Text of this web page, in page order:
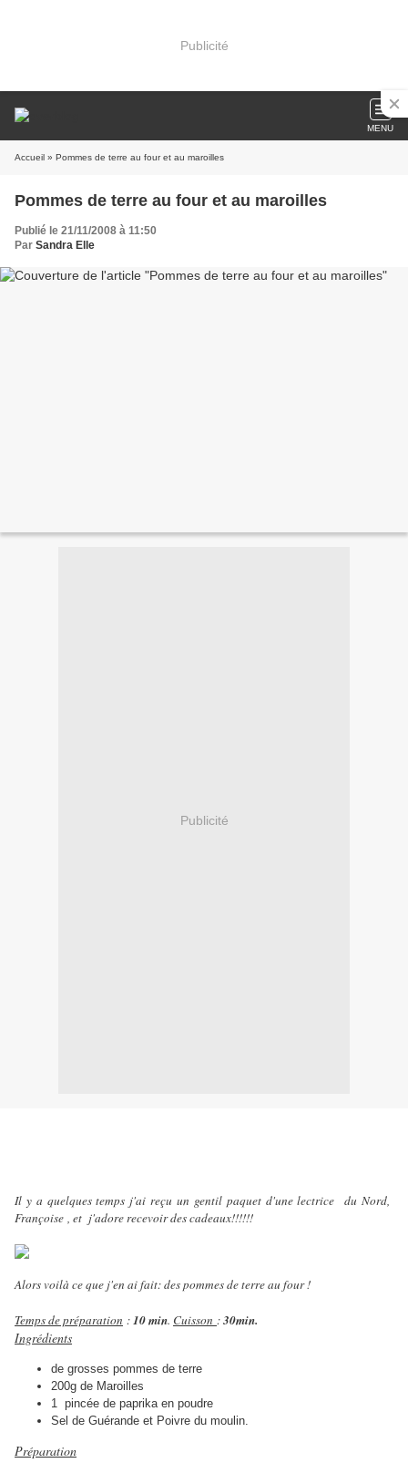
Publicité
MENU
Accueil » Pommes de terre au four et au maroilles
Pommes de terre au four et au maroilles
Publié le 21/11/2008 à 11:50
Par Sandra Elle
Publicité
Il y a quelques temps j'ai reçu un gentil paquet d'une lectrice du Nord,
Françoise , et j'adore recevoir des cadeaux!!!!!!
Alors voilà ce que j'en ai fait: des pommes de terre au four !
Temps de préparation :10 min. Cuisson :30min.
Ingrédients
de grosses pommes de terre
200g de Maroilles
1 pincée de paprika en poudre
Sel de Guérande et Poivre du moulin.
Préparation